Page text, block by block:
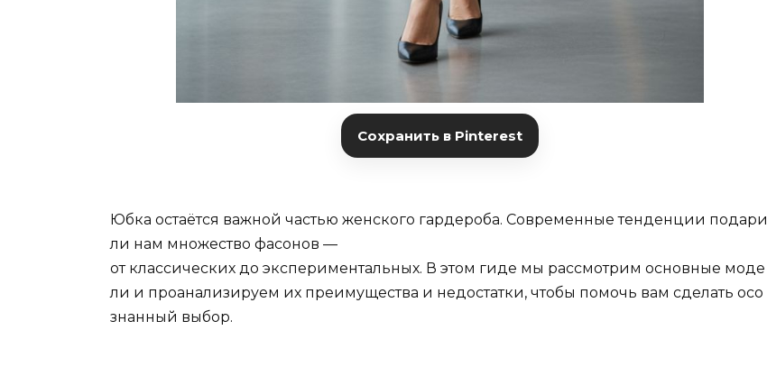
Сохранить в Pinterest
Юбка остаётся важной частью женского гардероба. Современные тенденции подари
ли нам множество фасонов —
отклассических до экспериментальных. В этом гиде мы рассмотрим основные моде
ли и проанализируем их преимущества и недостатки, чтобы помочь вам сделать осо
знанный выбор.